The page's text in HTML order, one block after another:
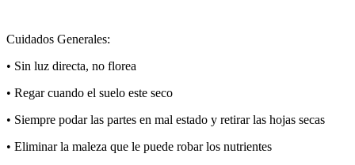
Cuidados Generales:
• Sin luz directa, no florea
• Regar cuando el suelo este seco
• Siempre podar las partes en mal estado y retirar las hojas secas
• Eliminar la maleza que le puede robar los nutrientes